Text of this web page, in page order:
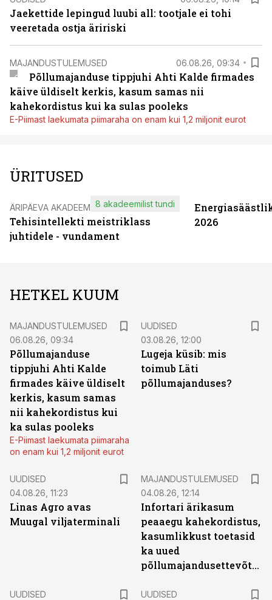
Jaekettide lepingud luubi all: tootjale ei tohi
veeretada ostja äririski
MAJANDUSTULEMUSED 06.08.26, 09:34
Põllumajanduse tippjuhi Ahti Kalde firmades
käive üldiselt kerkis, kasum samas nii
kahekordistus kui ka sulas pooleks
E-Piimast laekumata piimaraha on enam kui 1,2 miljonit eurot
ÜRITUSED
ÄRIPÄEVA AKADEEMIA
Tehisintellekti meistriklass
juhtidele - vundament
8 akadeemilist tundi
2026
HETKEL KUUM
MAJANDUSTULEMUSED
06.08.26, 09:34
Põllumajanduse
tippjuhi Ahti Kalde
firmades käive üldiselt
kerkis, kasum samas
nii kahekordistus kui
ka sulas pooleks
E-Piimast laekumata piimaraha
on enam kui 1,2 miljonit eurot
UUDISED
03.08.26, 12:00
Lugeja küsib: mis
toimub Läti
põllumajanduses?
UUDISED
04.08.26, 11:23
Linas Agro avas
Muugal viljaterminali
MAJANDUSTULEMUSED
04.08.26, 12:14
Infortari ärikasum
peaaegu kahekordistus,
kasumlikkust toetasid
ka uued
põllumajandusettevõtted
UUDISED
UUDISED